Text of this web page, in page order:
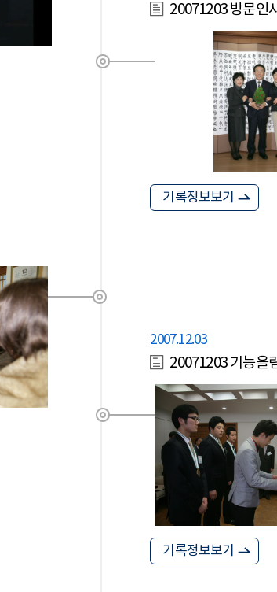
20071203 방문인
기록정보보기
2007.12.03
20071203 기능올
기록정보보기